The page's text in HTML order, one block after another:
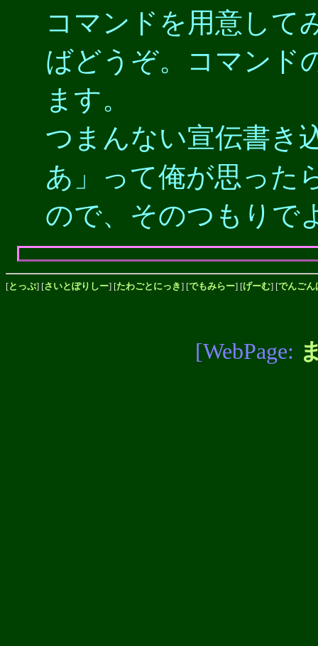
コマンドを用意して
ばどうぞ。コマンド
ます。
つまんない宣伝書き
あ」って俺が思った
ので、そのつもりで
[とっぷ] [さいとぽりしー] [たわごとにっき] [でもみらー] [げーむ] [でんごん
[WebPage: